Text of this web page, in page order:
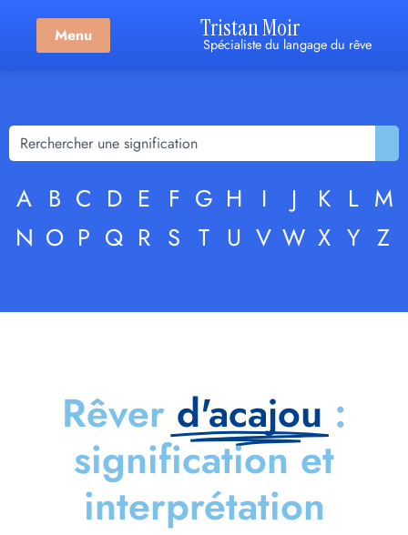
Menu Tristan Moir
Spécialiste du langage du rêve
A B C D E F G H I J K L M
N O P Q R S T U V W X Y Z
Rêver d'acajou :
signification et
interprétation